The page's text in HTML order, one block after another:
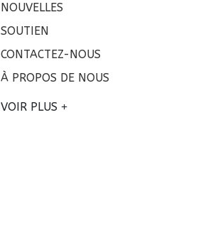
NOUVELLES
SOUTIEN
CONTACTEZ-NOUS
À PROPOS DE NOUS
VOIR PLUS